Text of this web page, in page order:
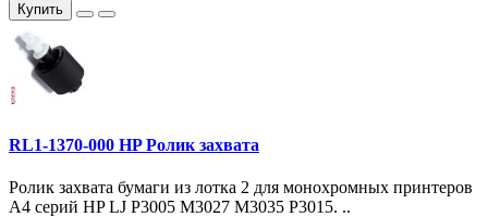
Купить
RL1-1370-000 HP Ролик захвата
Ролик захвата бумаги из лотка 2 для монохромных принтеров
A4 серий HP LJ P3005 M3027 M3035 P3015. ..